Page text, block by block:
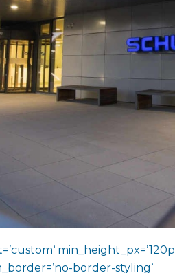
border-styling‘